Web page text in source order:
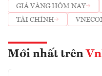
GIÁ VÀNG HÔM NAY
TÀI CHÍNH
Mới nhất trên